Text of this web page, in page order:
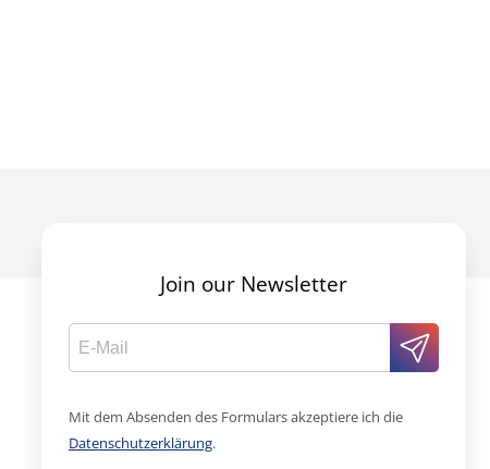
Join our Newsletter
Mit dem Absenden des Formulars akzeptiere ich die
Datenschutzerklärung.